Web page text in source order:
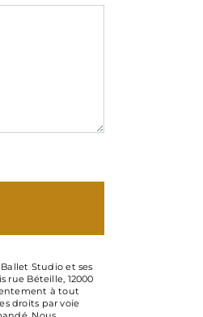
Studio et ses
rue Béteille, 12000
à tout
droits par voie